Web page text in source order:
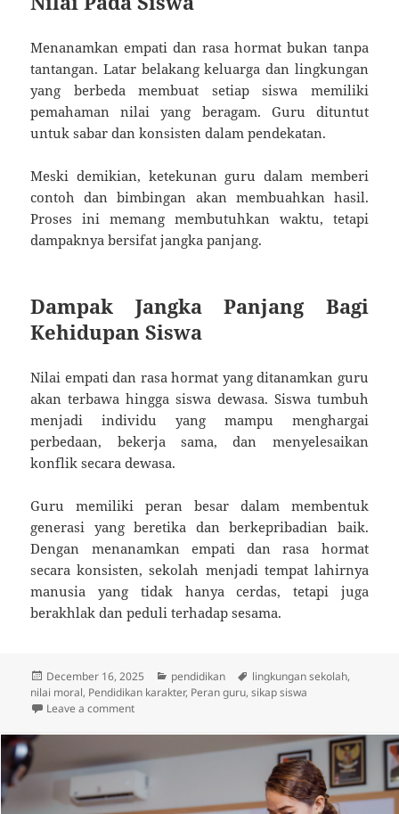
Menanamkan empati dan rasa hormat bukan tanpa
tantangan. Latar belakang keluarga dan lingkungan
yang berbeda membuat setiap siswa memiliki
pemahaman nilai yang beragam. Guru dituntut
untuk sabar dan konsisten dalam pendekatan.
Meski demikian, ketekunan guru dalam memberi
contoh dan bimbingan akan membuahkan hasil.
Proses ini memang membutuhkan waktu, tetapi
dampaknya bersifat jangka panjang.
Dampak Jangka Panjang Bagi
Kehidupan Siswa
Nilai empati dan rasa hormat yang ditanamkan guru
akan terbawa hingga siswa dewasa. Siswa tumbuh
menjadi individu yang mampu menghargai
perbedaan, bekerja sama, dan menyelesaikan
konflik secara dewasa.
Guru memiliki peran besar dalam membentuk
generasi yang beretika dan berkepribadian baik.
Dengan menanamkan empati dan rasa hormat
secara konsisten, sekolah menjadi tempat lahirnya
manusia yang tidak hanya cerdas, tetapi juga
berakhlak dan peduli terhadap sesama.
Posted
on
December 16, 2025 Categories
pendidikan Tags
lingkungan sekolah,
nilai moral, Pendidikan karakter, Peran guru,sikap siswa
Leave a commenton Guru Menanamkan Nilai Empati Dan Rasa